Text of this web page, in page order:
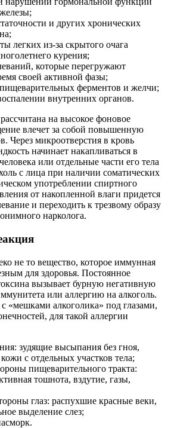
и других хронических
легких из-за скрытого очага
курения;
которые перегружают
своей активной фазы;
ферментов и желчи;
внутренних органов.
на высокое фоновое
влечет за собой повышенную
Через микроотверстия в кровь
начинает накапливаться в
или отдельные части его тела
с лица при наличии соматических
употреблении спиртного
от накопленной влаги придется
и переходить к трезвому образу
нарколога.
не то вещество, которое иммунная
для здоровья. Постоянное
вызывает бурную негативную
или аллергию на алкоголь.
«мешками алкоголика» под глазами,
для такой аллергии
зудящие высыпания без гноя,
с отдельных участков тела;
пищеварительного тракта:
тошнота, вздутие, газы,
глаз: распухшие красные веки,
выделение слез;